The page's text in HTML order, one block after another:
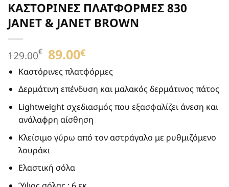
ΚΑΣΤΟΡΙΝΕΣ ΠΛΑΤΦΟΡΜΕΣ 830
JANET & JANET BROWN
129.00€ Original
price
was:
89.00€Η
τιμή
89.00€.
Καστόρινες πλατφόρμες
Δερμάτινη επένδυση και μαλακός δερμάτινος πάτος
Lightweight σχεδιασμός που εξασφαλίζει άνεση και
ανάλαφρη αίσθηση
Κλείσιμο γύρω από τον αστράγαλο με ρυθμιζόμενο
λουράκι
Ελαστική σόλα